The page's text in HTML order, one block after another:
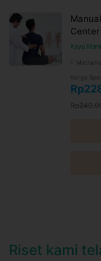
Center
Kayu
Harga
Riset kami